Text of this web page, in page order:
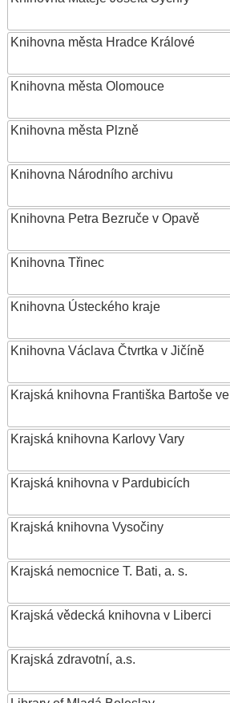
Knihovna města Hradce Králové
Knihovna města Olomouce
Knihovna města Plzně
Knihovna Národního archivu
Knihovna Petra Bezruče v Opavě
Knihovna Třinec
Knihovna Ústeckého kraje
Knihovna Václava Čtvrtka v Jičíně
Krajská knihovna Františka Bartoše
Krajská knihovna Karlovy Vary
Krajská knihovna v Pardubicích
Krajská knihovna Vysočiny
Krajská nemocnice T. Bati, a. s.
Krajská vědecká knihovna v Liberci
Krajská zdravotní, a.s.